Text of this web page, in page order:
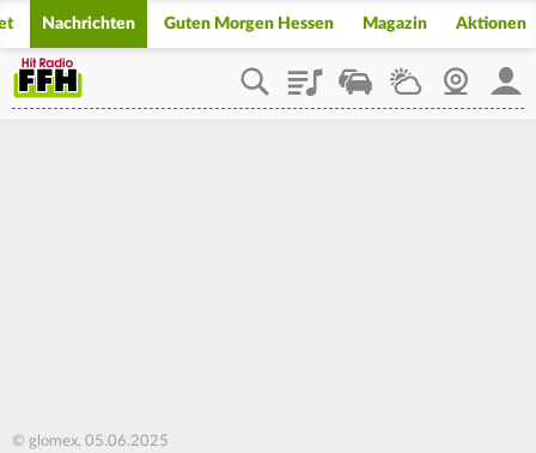
Nachrichten Guten Morgen Hessen Magazin Aktionen
PlaylistStaupilotWetterWebcam
© glomex, 05.06.2025